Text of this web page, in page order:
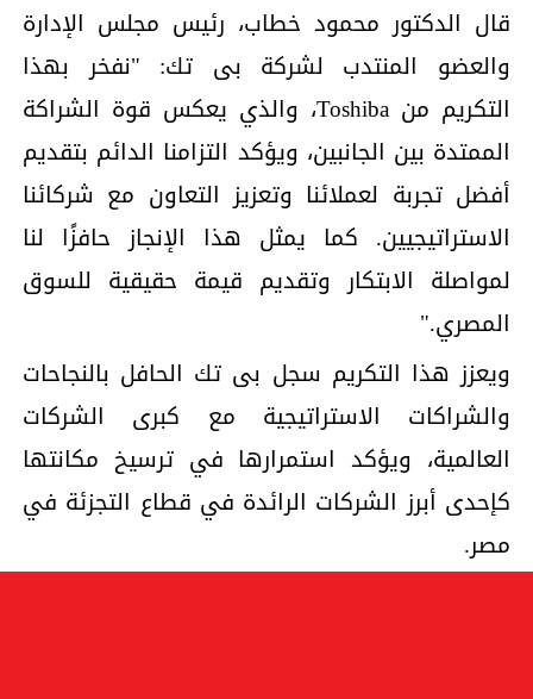
قال الدكتور محمود خطاب، رئيس مجلس الإدارة
والعضو المنتدب لشركة بى تك: "نفخر بهذا
التكريم من Toshiba، والذي يعكس قوة الشراكة
الممتدة بين الجانبين، ويؤكد التزامنا الدائم بتقديم
أفضل تجربة لعملائنا وتعزيز التعاون مع شركائنا
الاستراتيجيين. كما يمثل هذا الإنجاز حافزًا لنا
لمواصلة الابتكار وتقديم قيمة حقيقية للسوق
المصري."
ويعزز هذا التكريم سجل بى تك الحافل بالنجاحات
والشراكات الاستراتيجية مع كبرى الشركات
العالمية، ويؤكد استمرارها في ترسيخ مكانتها
كإحدى أبرز الشركات الرائدة في قطاع التجزئة في
مصر.